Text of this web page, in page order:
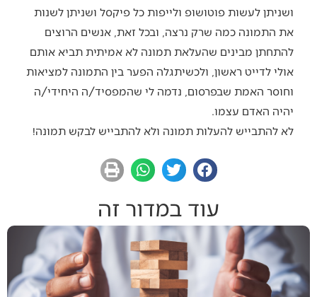
ושניתן לעשות פוטושופ ולייפות כל פיקסל ושניתן לשנות
את התמונה כמה שרק נרצה, ובכל זאת, אנשים הרוצים
להתחתן מבינים שהעלאת תמונה לא אמיתית תביא אותם
אולי לדייט ראשון, ולכשיתגלה הפער בין התמונה למציאות
וחוסר האמת שבפרסום, נדמה לי שהמפסיד/ה היחידי/ה
יהיה האדם עצמו.
לא להתבייש להעלות תמונה ולא להתבייש לבקש תמונה!
עוד במדור זה